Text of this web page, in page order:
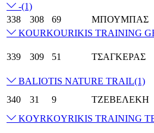
-(1)
338
308 69 ΜΠΟΥΜΠΑΣ
KOURKOURIKIS TRAINING
339 309 51 ΤΣΑΓΚΕΡΑΣ
BALIOTIS NATURE TRAIL(1)
340
31 9 ΤΖΕΒΕΛΕΚΗ
KOYRKOYRIKIS TRAINING